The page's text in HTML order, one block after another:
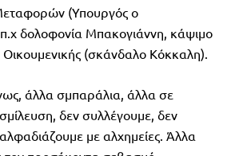
(Υπουργός ο
δολοφονία Μπακογιάννη, κάψιμο
(σκάνδαλο Κόκκαλη).
άλλα σμπαράλια, άλλα σε
δεν συλλέγουμε, δεν
με αλχημείες. Άλλα